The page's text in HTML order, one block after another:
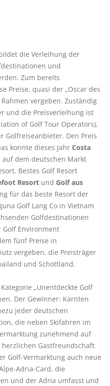
die Verleihung der
und
Zum bereits
Preise, quasi der „Oscar des
vergeben. Zuständig
und die Preisverleihung ist
of Golf Tour Operators),
Golfreiseanbieter. Den Preis
konnte dieses Jahr Costa
dem deutschen Markt
Bestes Golf Resort
Resortund Golf aus
für das beste Resort der
Golf Lang Co in Vietnam
Golfdestinationen
Environment
fünf Preise in
vergeben, die Preisträger
und Schottland.
„Unentdeckte Golf
Der Gewinner: Kärnten
jeder deutschen
die neben Skifahren im
zunehmend auf
Gastfreundschaft
Golf-Vermarktung auch neue
Adria-Card, die
und der Adria umfasst und